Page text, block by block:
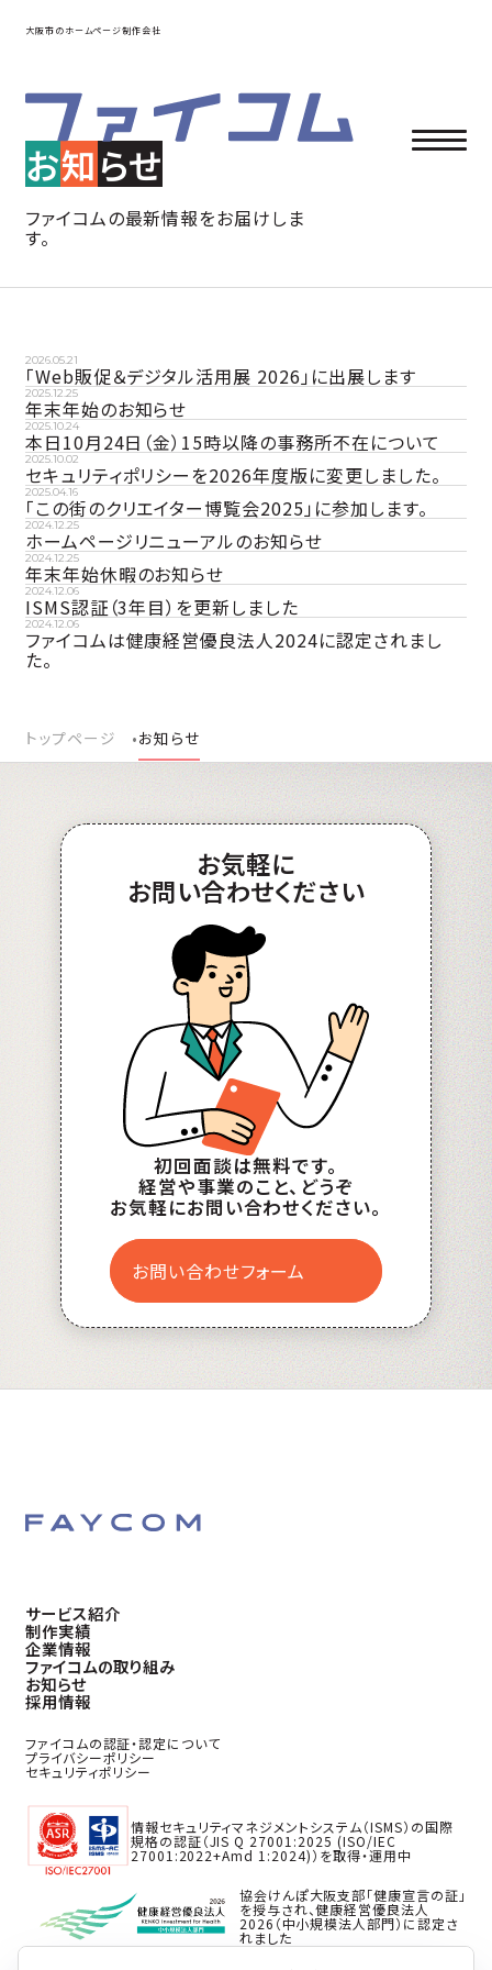
大阪市のホームページ制作会社
お知らせ
ファイコムの最新情報をお届けしま
す。
2026.05.21
「Web販促＆デジタル活用展 2026」に出展します
2025.12.25
年末年始のお知らせ
2025.10.24
本日10月24日（金）15時以降の事務所不在について
2025.10.02
セキュリティポリシーを2026年度版に変更しました。
2025.04.16
「この街のクリエイター博覧会2025」に参加します。
2024.12.25
ホームページリニューアルのお知らせ
2024.12.25
年末年始休暇のお知らせ
2024.12.06
ISMS認証（3年目）を更新しました
2024.12.06
ファイコムは健康経営優良法人2024に認定されまし
た。
トップページ お知らせ
お気軽に
お問い合わせください
初回面談は無料です。
経営や事業のこと、どうぞ
お気軽にお問い合わせください。
お問い合わせフォーム
サービス紹介
制作実績
企業情報
ファイコムの取り組み
お知らせ
採用情報
ファイコムの認証・認定について
プライバシーポリシー
セキュリティポリシー
情報セキュリティマネジメントシステム（ISMS）の国際
規格の認証（JIS Q 27001:2025 (ISO/IEC
27001:2022+Amd 1:2024)）を取得・運用中
協会けんぽ大阪支部「健康宣言の証」
を授与され、健康経営優良法人
2026（中小規模法人部門）に認定さ
れました